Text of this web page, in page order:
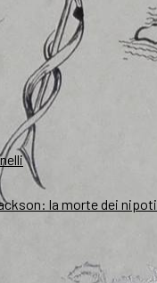
la morte dei nipoti